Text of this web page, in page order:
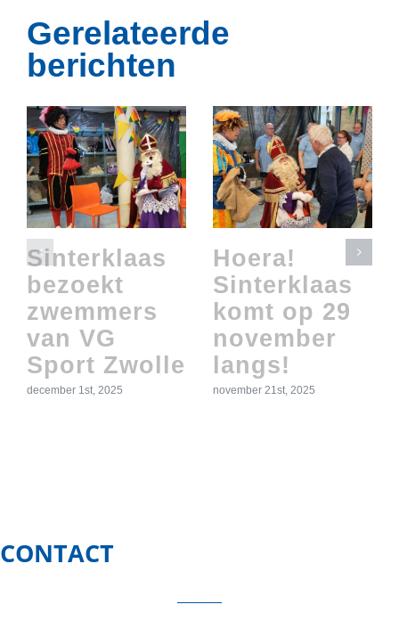
Gerelateerde
berichten
Sinterklaas
bezoekt
zwemmers
van VG
Sport Zwolle
december 1st, 2025
Hoera!
Sinterklaas
komt op 29
november
langs!
november 21st, 2025
CONTACT